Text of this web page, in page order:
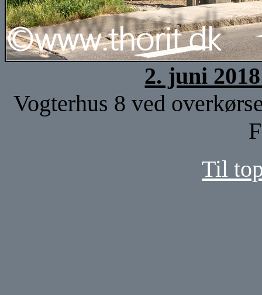
2. juni
Vogterhus 8 ved
Til